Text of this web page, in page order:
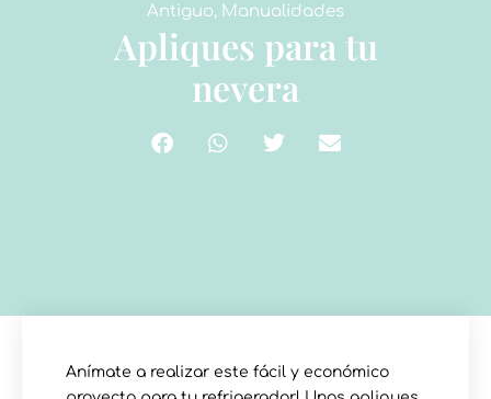
Antiguo, Manualidades
Apliques para tu
nevera
Anímate a realizar este fácil y económico